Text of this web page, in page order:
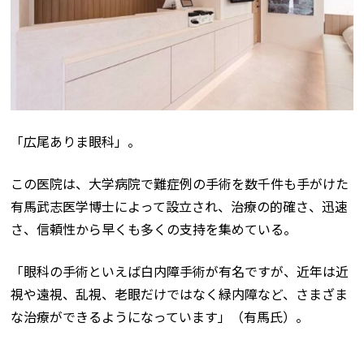
「広尾ありま眼科」。
この医院は、大学病院で難症例の手術を数千件も手がけた
有馬武志医学博士によって設立され、治療の的確さ、迅速
さ、信頼性から早くも多くの支持を集めている。
「眼科の手術といえば白内障手術が有名ですが、近年は近
視や遠視、乱視、老眼だけではなく緑内障など、さまざま
な治療ができるようになっています」（有馬氏）。